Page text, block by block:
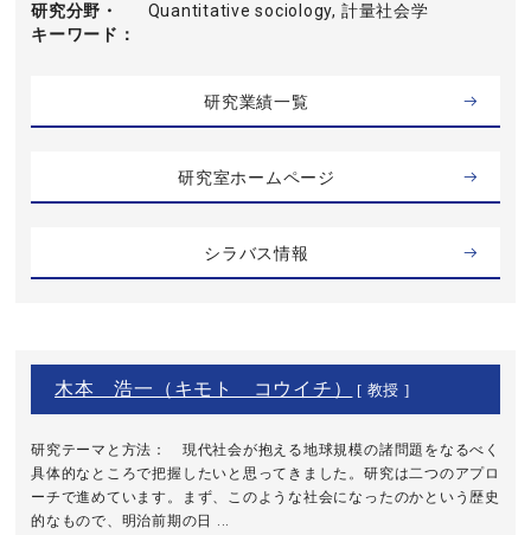
研究分野・
キーワード
Quantitative sociology, 計量社会学
研究業績一覧
研究室ホームページ
シラバス情報
木本 浩一（キモト コウイチ） [ 教授 ]
研究テーマと方法： 現代社会が抱える地球規模の諸問題をなるべく
具体的なところで把握したいと思ってきました。研究は二つのアプロ
ーチで進めています。まず、このような社会になったのかという歴史
的なもので、明治前期の日 ...